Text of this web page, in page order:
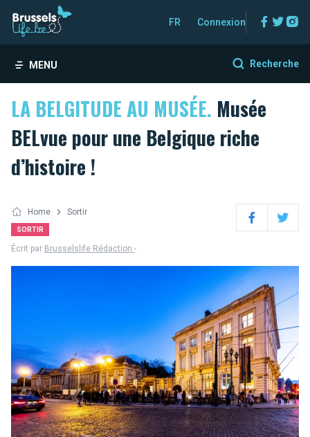
FR Connexion
MENU Recherche
LA BELGITUDE AU MUSÉE. Musée
BELvue pour une Belgique riche
d’histoire !
Home Sortir
SORTIR FacebookTwitter
Écrit par Brusselslife Rédaction -